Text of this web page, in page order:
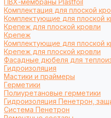
ПВХ-мембраны Plastfoil
Комплектация для плоской
Комплектующие для плоской
Крепеж для плоской кровли
Крепеж
Комплектующие для плоской
Крепеж для плоской кровли
Фасадные дюбеля для
Гидроизоляция
Мастики и праймеры
Герметики
Полиуретановые герметики
Гидроизоляция Пенетрон,
Система Пенетрон